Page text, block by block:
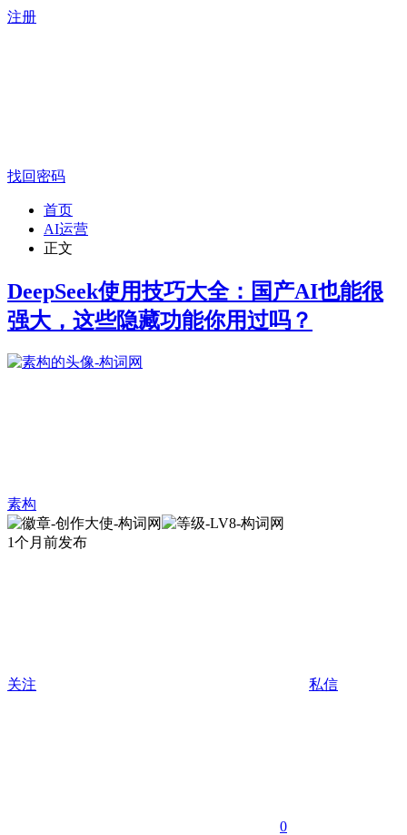
注册
找回密码
首页
AI运营
正文
DeepSeek使用技巧大全：国产AI也能很
强大，这些隐藏功能你用过吗？
素构
1个月前发布
关注 私信
0